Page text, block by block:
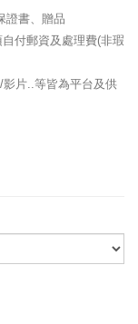
證書、贈品
付郵資及處理費(非瑕
影片..等皆為平台及供